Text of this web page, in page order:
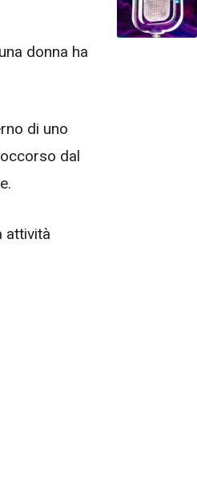
donna ha
di uno
dal
attività